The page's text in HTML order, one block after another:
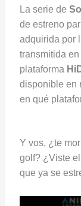
La serie de
de estreno
adquirida por
transmitida
plataforma
disponible en
en qué
Y vos, ¿te
golf? ¿Viste
que ya se